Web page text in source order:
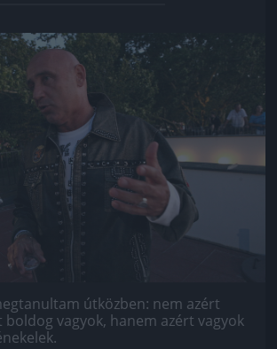
Jön még kép!
útközben: nem azért
boldog vagyok, hanem azért vagyok